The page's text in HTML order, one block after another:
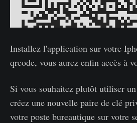
Installez l'application sur votre
qrcode, vous aurez enfin accès à
Si vous souhaitez plutôt utiliser
créez une nouvelle paire de clé
votre poste bureautique sur votre